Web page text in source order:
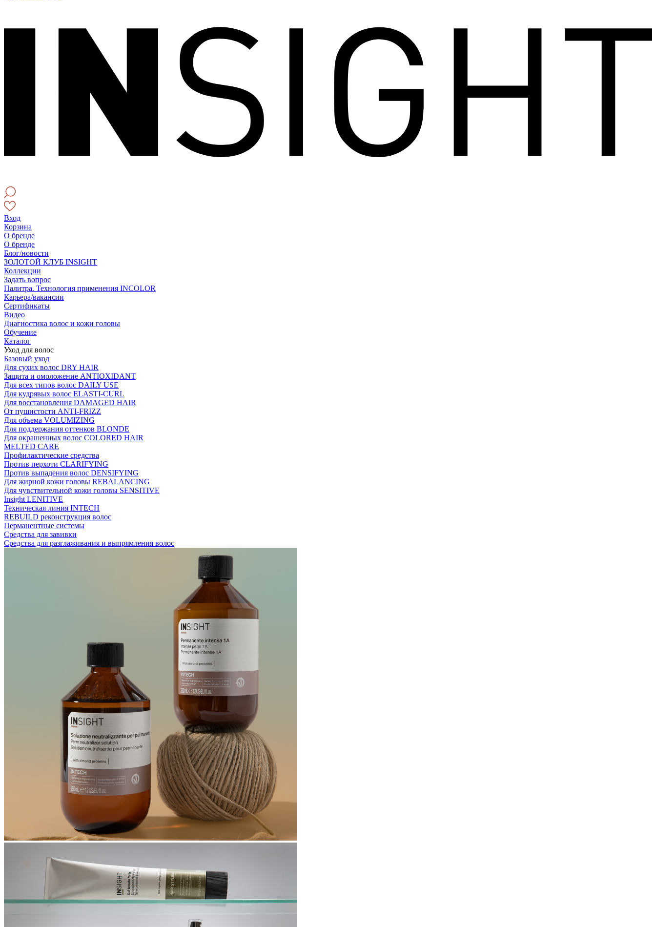
Вход
Корзина
О бренде
О бренде
Блог/новости
ЗОЛОТОЙ КЛУБ INSIGHT
Коллекции
Задать вопрос
Палитра. Технология применения INCOLOR
Карьера/вакансии
Сертификаты
Видео
Диагностика волос и кожи головы
Обучение
Каталог
Уход для волос
Базовый уход
Для сухих волос DRY HAIR
Защита и омоложение ANTIOXIDANT
Для всех типов волос DAILY USE
Для кудрявых волос ELASTI-CURL
Для восстановления DAMAGED HAIR
От пушистости ANTI-FRIZZ
Для объема VOLUMIZING
Для поддержания оттенков BLONDE
Для окрашенных волос COLORED HAIR
MELTED CARE
Профилактические средства
Против перхоти CLARIFYING
Против выпадения волос DENSIFYING
Для жирной кожи головы REBALANCING
Для чувствительной кожи головы SENSITIVE
Insight LENITIVE
Техническая линия INTECH
REBUILD реконструкция волос
Перманентные системы
Средства для завивки
Средства для разглаживания и выпрямления волос